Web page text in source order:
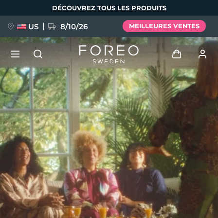
DÉCOUVREZ TOUS LES PRODUITS
US 8/10/26 MEILLEURES VENTES
Se connecter
Profil de l'utilisateur
Mes appareils
Mes commandes
Mes adresses
Mes abonnements
NOUVEAU
FAQ™ Pure Beauty-Tech Elixir
BREAKING NEWS
issa™ Teeth Whitening Set
Langue
English Deutsch
Español
Français
Italiano
Português
Polski
Svenska
Русский
Türkçe
简体中文 繁體中文